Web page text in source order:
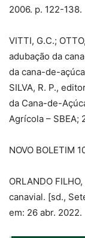
2006. p. 122-138.
VITTI, G.C.;
adubação da
da cana-de-
SILVA, R. P.,
da Cana-de-
Agrícola – SBEA;
NOVO BOLETIM
ORLANDO
canavial. [sd.,
em: 26 abr. 2022.